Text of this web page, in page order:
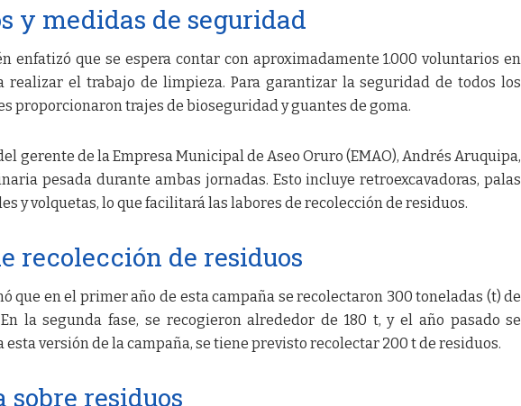
y medidas de seguridad
enfatizó que se espera contar con aproximadamente 1.000 voluntarios en
realizar el trabajo de limpieza. Para garantizar la seguridad de todos los
proporcionaron trajes de bioseguridad y guantes de goma.
gerente de la Empresa Municipal de Aseo Oruro (EMAO), Andrés Aruquipa,
pesada durante ambas jornadas. Esto incluye retroexcavadoras, palas
y volquetas, lo que facilitará las labores de recolección de residuos.
recolección de residuos
que en el primer año de esta campaña se recolectaron 300 toneladas (t) de
la segunda fase, se recogieron alrededor de 180 t, y el año pasado se
esta versión de la campaña, se tiene previsto recolectar 200 t de residuos.
residuos